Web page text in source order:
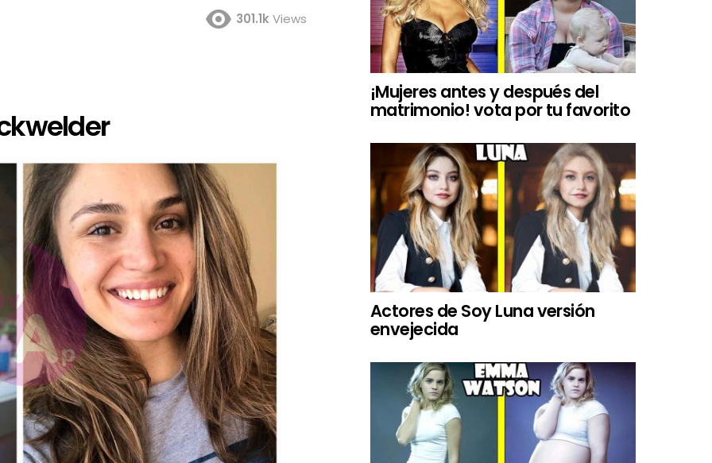
301.1kViews
¡Mujeres antes y después del
matrimonio! vota por tu favorito
Actores de Soy Luna versión
envejecida